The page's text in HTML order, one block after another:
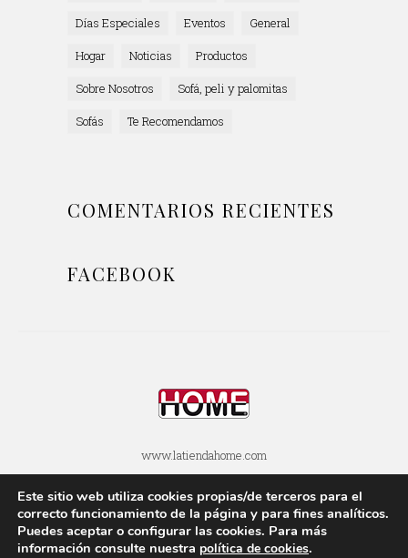
Días Especiales
Eventos
General
Hogar
Noticias
Productos
Sobre Nosotros
Sofá, peli y palomitas
Sofás
Te Recomendamos
COMENTARIOS RECIENTES
FACEBOOK
www.latiendahome.com
POLÍTICA DE COOKIES
POLÍTICA DE PRIVACIDAD
AVISOS LEGALES
SOBRE ESTE BLOG
Este sitio web utiliza cookies propias/de terceros para el
correcto funcionamiento de la página y para fines analí­ticos.
Puedes aceptar o configurar las cookies. Para más
información consulte nuestra polí­tica de cookies.